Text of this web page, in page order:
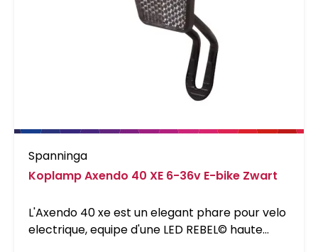
Spanninga
Koplamp Axendo 40 XE 6-36v E-bike Zwart
L'Axendo 40 xe est un elegant phare pour velo
electrique, equipe d'une LED REBEL© haute